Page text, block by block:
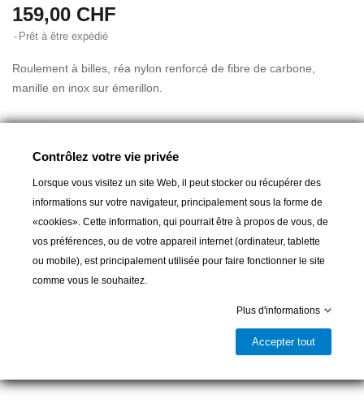
159,00 CHF
Prêt à être expédié
Roulement à billes, réa nylon renforcé de fibre de carbone,
manille en inox sur émerillon.
Réa: Ø 55 mm
Charge de travail / rupture: 1000 / 2000 kg
Ajouter au panier
Contrôlez votre vie privée
Lorsque vous visitez un site Web, il peut stocker ou récupérer des
informations sur votre navigateur, principalement sous la forme de
«cookies». Cette information, qui pourrait être à propos de vous, de
vos préférences, ou de votre appareil internet (ordinateur, tablette
ou mobile), est principalement utilisée pour faire fonctionner le site
comme vous le souhaitez.
Plus d'informations
Accepter tout